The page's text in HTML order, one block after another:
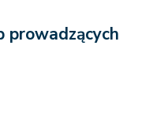
prowadzących